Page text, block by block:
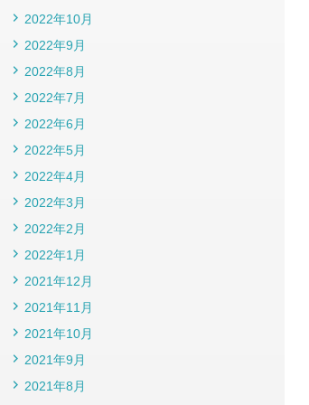
2022年10月
2022年9月
2022年8月
2022年7月
2022年6月
2022年5月
2022年4月
2022年3月
2022年2月
2022年1月
2021年12月
2021年11月
2021年10月
2021年9月
2021年8月